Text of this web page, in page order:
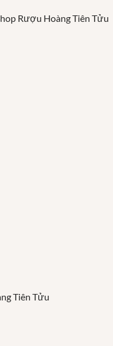
Rượu Hoàng Tiên Tửu
Tiên Tửu